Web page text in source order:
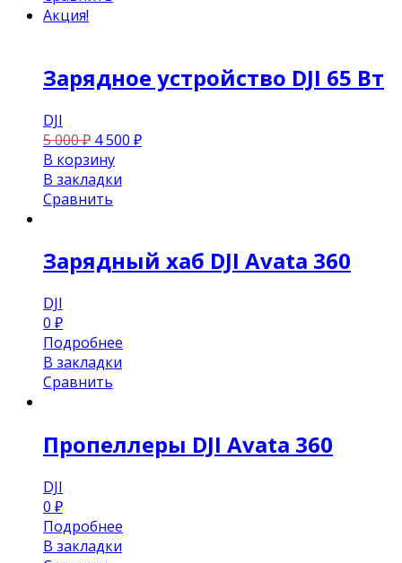
Акция!
Зарядное устройство DJI 65 Вт
DJI
5 000₽ 4 500 ₽
В корзину
В закладки
Сравнить
Зарядный хаб DJI Avata 360
DJI
0 ₽
Подробнее
В закладки
Сравнить
Пропеллеры DJI Avata 360
DJI
0 ₽
Подробнее
В закладки